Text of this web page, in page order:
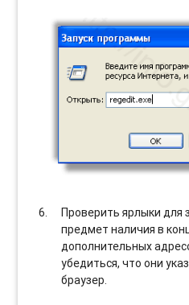
Проверить ярлыки для
предмет наличия в
дополнительных
убедиться, что они
браузер.